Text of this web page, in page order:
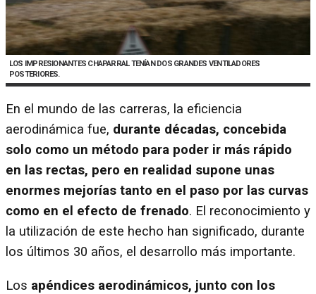
LOS IMPRESIONANTES CHAPARRAL TENÍAN DOS GRANDES VENTILADORES
POSTERIORES.
En el mundo de las carreras, la eficiencia
aerodinámica fue, durante décadas, concebida
solo como un método para poder ir más rápido
en las rectas, pero en realidad supone unas
enormes mejorías tanto en el paso por las curvas
como en el efecto de frenado. El reconocimiento y
la utilización de este hecho han significado, durante
los últimos 30 años, el desarrollo más importante.
Los apéndices aerodinámicos, junto con los